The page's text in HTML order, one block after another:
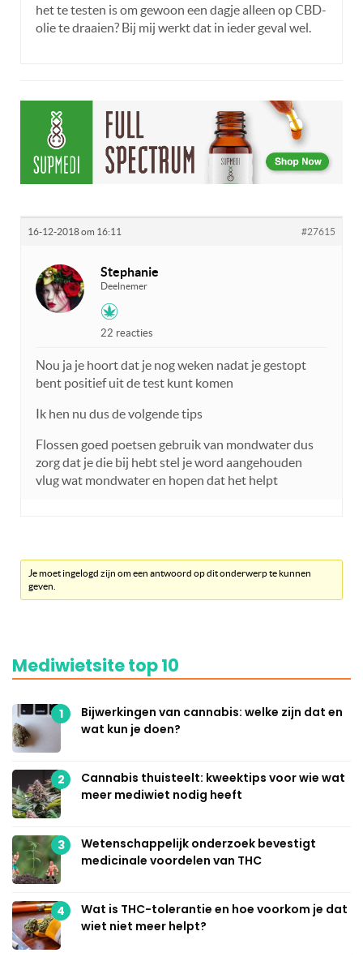
het te testen is om gewoon een dagje alleen op CBD-
olie te draaien? Bij mij werkt dat in ieder geval wel.
16-12-2018 om 16:11 #27615
Stephanie
Deelnemer
22 reacties
Nou ja je hoort dat je nog weken nadat je gestopt
bent positief uit de test kunt komen
Ik hen nu dus de volgende tips
Flossen goed poetsen gebruik van mondwater dus
zorg dat je die bij hebt stel je word aangehouden
vlug wat mondwater en hopen dat het helpt
Je moet ingelogd zijn om een antwoord op dit onderwerp te kunnen
geven.
Mediwietsite top 10
1
Bijwerkingen van cannabis: welke zijn dat en
wat kun je doen?
2
Cannabis thuisteelt: kweektips voor wie wat
meer mediwiet nodig heeft
3
Wetenschappelijk onderzoek bevestigt
medicinale voordelen van THC
4
Wat is THC-tolerantie en hoe voorkom je dat
wiet niet meer helpt?